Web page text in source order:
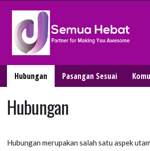
Semua
Hebat
Hubungan Pasangan Sesuai
Hubungan
Hubungan merupakan salah satu aspek